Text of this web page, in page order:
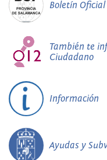
Boletín
También te
Ciudadano
Información
Ayudas y